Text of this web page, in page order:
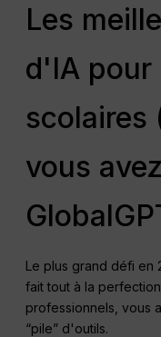
Les
d'IA pour
scolaires
vous
Le plus grand défi en
fait tout à la
professionnels, vous
“pile” d'outils.